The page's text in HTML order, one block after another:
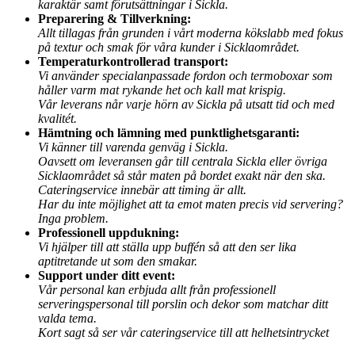
karaktär samt förutsättningar i Sickla.
Preparering & Tillverkning:
Allt tillagas från grunden i vårt moderna kökslabb med fokus
på textur och smak för våra kunder i Sicklaområdet.
Temperaturkontrollerad transport:
Vi använder specialanpassade fordon och termoboxar som
håller varm mat rykande het och kall mat krispig.
Vår leverans når varje hörn av Sickla på utsatt tid och med
kvalitét.
Hämtning och lämning med punktlighetsgaranti:
Vi känner till varenda genväg i Sickla.
Oavsett om leveransen går till centrala Sickla eller övriga
Sicklaområdet så står maten på bordet exakt när den ska.
Cateringservice innebär att timing är allt.
Har du inte möjlighet att ta emot maten precis vid servering?
Inga problem.
Professionell uppdukning:
Vi hjälper till att ställa upp buffén så att den ser lika
aptitretande ut som den smakar.
Support under ditt event:
Vår personal kan erbjuda allt från professionell
serveringspersonal till porslin och dekor som matchar ditt
valda tema.
Kort sagt så ser vår cateringservice till att helhetsintrycket